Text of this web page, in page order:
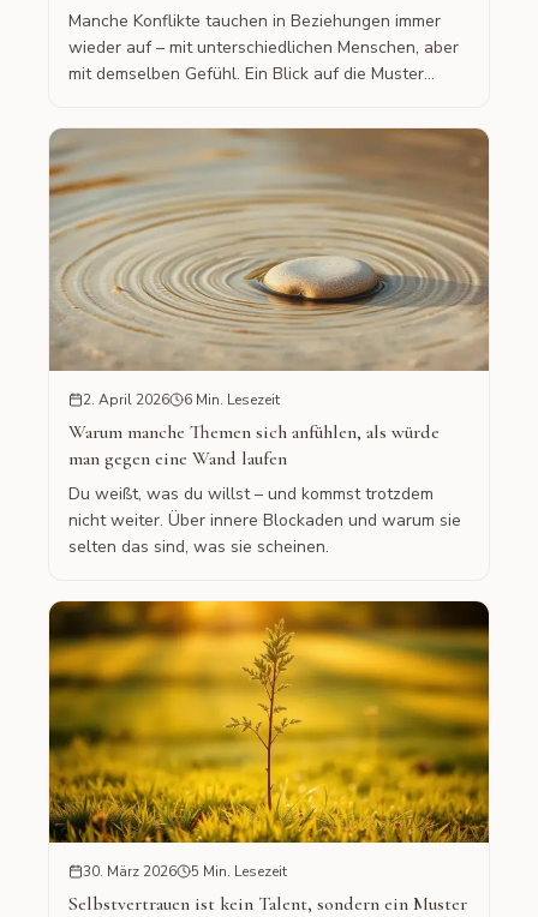
Manche Konflikte tauchen in Beziehungen immer
wieder auf – mit unterschiedlichen Menschen, aber
mit demselben Gefühl. Ein Blick auf die Muster
2. April 2026 6 Min. Lesezeit
Warum manche Themen sich anfühlen, als würde
man gegen eine Wand laufen
Du weißt, was du willst – und kommst trotzdem
nicht weiter. Über innere Blockaden und warum sie
selten das sind, was sie scheinen.
30. März 2026 5 Min. Lesezeit
Selbstvertrauen ist kein Talent, sondern ein Muster